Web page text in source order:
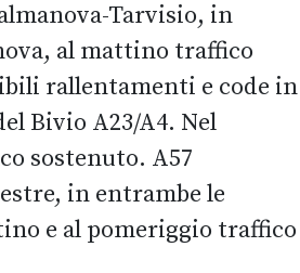
Tarvisio, in
al mattino traffico
rallentamenti e code in
Bivio A23/A4. Nel
sostenuto. A57
in entrambe le
e al pomeriggio traffico